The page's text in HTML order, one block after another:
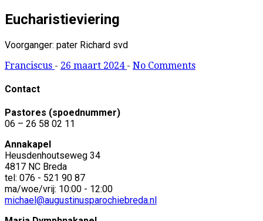
Eucharistieviering
Voorganger: pater Richard svd
Franciscus - 26 maart 2024 - No Comments
Contact
Pastores (spoednummer)
06 – 26 58 02 11
Annakapel
Heusdenhoutseweg 34
4817 NC Breda
tel: 076 - 521 90 87
ma/woe/vrij: 10:00 - 12:00
michael@augustinusparochiebreda.nl